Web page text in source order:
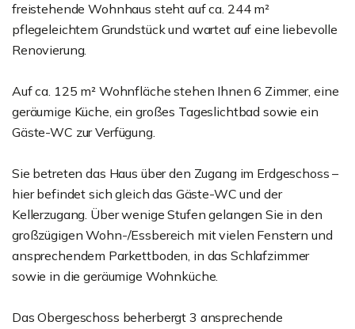
freistehende Wohnhaus steht auf ca. 244 m²
pflegeleichtem Grundstück und wartet auf eine liebevolle
Renovierung.
Auf ca. 125 m² Wohnfläche stehen Ihnen 6 Zimmer, eine
geräumige Küche, ein großes Tageslichtbad sowie ein
Gäste-WC zur Verfügung.
Sie betreten das Haus über den Zugang im Erdgeschoss –
hier befindet sich gleich das Gäste-WC und der
Kellerzugang. Über wenige Stufen gelangen Sie in den
großzügigen Wohn-/Essbereich mit vielen Fenstern und
ansprechendem Parkettboden, in das Schlafzimmer
sowie in die geräumige Wohnküche.
Das Obergeschoss beherbergt 3 ansprechende